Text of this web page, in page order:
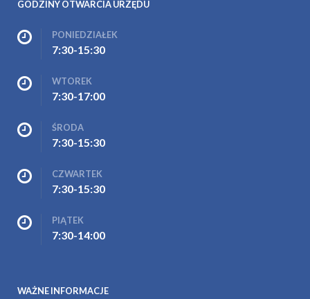
GODZINY OTWARCIA URZĘDU
PONIEDZIAŁEK
7:30-15:30
WTOREK
7:30-17:00
ŚRODA
7:30-15:30
CZWARTEK
7:30-15:30
PIĄTEK
7:30-14:00
WAŻNE INFORMACJE